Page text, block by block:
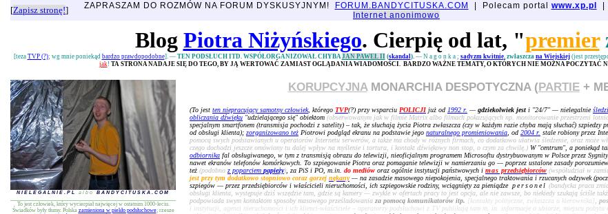
[Zapisz stronę!] ZAPRASZAM DO ROZMÓW NA FORUM DYSKUSYJNYM! FORUM.BANDYCITUSKA.COM | Polecam portal www.xp.pl
Internet anonimowo
Blog Piotra Niżyńskiego. Cierpię od lat, "premier
[teza TVP (?); wg mnie poniekąd bardzo prawdopodobne]. — TEN PODSŁUCH ITD. WSPÓŁORGANIZOWAŁ CHYBAJAN PAWEŁ II (skandal).— Nagonka ; sadyzm kwitnie, zwłaszcza na Wiejskiej(jest
jak! TA STRONA NADAJE SIĘ DO TEGO, BY JĄ WERTOWAĆ ZAMIAST OGLĄDANIA WIADOMOŚCI. BARDZO WAŻNE TEMATY, O KTÓRYCH NIE MOŻNA POCZYTAĆ
NIELEGALNIE.PL albo BANDYCITUSKA.COM
To jest człowiek, który wycierpiał najwięcej w ostatnim 1000-leciu.
Świadków były tłumy. Polska zamieniona w piekło podsłuchowe; rzesze
KORUPCYJNAMONARCHIA DESPOTYCZNA (PARTIE+
(To jest ten niepracujący samotny człowiek, którego TVP(?) przy wsparciu POLICJI już od 1992 r. — gdziekolwiek jest i "24/7" — nielegalnie
obliczania dźwięku "udzielającego się" obiektom (obserwowanym jak w filmie Matrix albo filmach pokazujących np. monitorowanie przestrzeni
specjalnym smartfonem (transmisja pochodzi z satelity) – tak, że słuchają życia Piotra zwłaszcza (czy w każdym razie chyba mają słuchać)
od obsługi klienta); zorganizowano też Piotrowi podgląd ekranu na podstawie jego naturalnego promieniowania , od 2004 r. stale robiony przez
pomocą swych podstawianych u operatorów Internetu serwerów, a także ma chody w różnych firmach, co dodatkowo ułatwia śledzenie, oraz
czego dochodzi jeszcze omówiony tu dalej wpływ na myślenie i tortura, i kontakt dźwiękowy non stop, o czym za chwilę.) W "centrum", a poniekąd
odbiornika fal obsługiwanego, w tym z transmisją obrazu do telewizji, nieoficjalnym programem Microsoftu dystrybuowanym w Polsce przez Sygnity
nawet ekranów telefonów komórkowych. To szpiegowanie Piotra oraz pomaganie telewizji w namierzaniu go — poprzez ustalone zasady
też (podobno z poparciem papieży) , za PiS i PO, m.in. do mediów oraz ogólnie instytucji państwowych i mas przedsiębiorców (współudział w
jest przy tym dodatkowo stopniowo coraz gorzej nękany— na zasadzie masowego niepokojenia, specjalnego traktowania i rzucanych odzywek
szpiegów — przez przedsiębiorców i właścicieli nieruchomości, ich szpiegowskie rodziny, wciągnięty za pieniądze personel (bandycka praca
obsługi klienta, występuje dziś wszędzie tam, gdzie są kamery — zwykle w ofertach pracy to jest opcja, ale nie zawsze, bo niekiedy szukają ściśle
podpowiada swym kontaktom sposoby masowego prześladowania za pomocą komunikatorów itp. [kontakty polityczne, zwłaszcza u kierownika]
i instytucji, agenci nieruchomości i ich klienci-właściciele – operatorzy podsłuchowi z TV publikują tam m. in. informacje o ubiorze, miejscu